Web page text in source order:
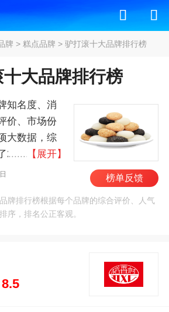
牌 > 糕点品牌 > 驴打滚十大品牌排行榜
大品牌排行榜
知名度、消
价、市场份
大数据，综
2026年驴打
其中前十名
红螺、护国
、来
参考。
【展开】
榜单反馈
牌排行榜根据每个品牌的综合评价、人气
序，排名公正客观。
8.5